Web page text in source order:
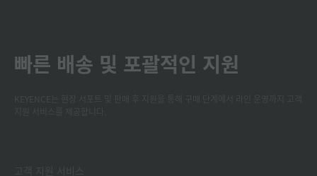
빠른 배송 및 포괄적인 지원